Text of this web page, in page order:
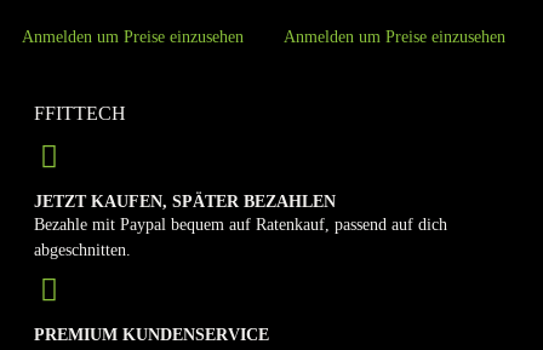
Anmelden um Preise einzusehen Anmelden um Preise einzusehen
FFITTECH
JETZT KAUFEN, SPÄTER BEZAHLEN
Bezahle mit Paypal bequem auf Ratenkauf, passend auf dich
abgeschnitten.
PREMIUM KUNDENSERVICE